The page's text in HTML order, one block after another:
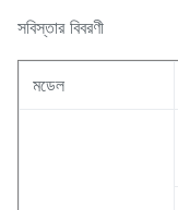
সবিস্তার বিবরণী
মডেল